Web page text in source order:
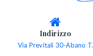
Indirizzo
Via Previtali 30-Abano T.